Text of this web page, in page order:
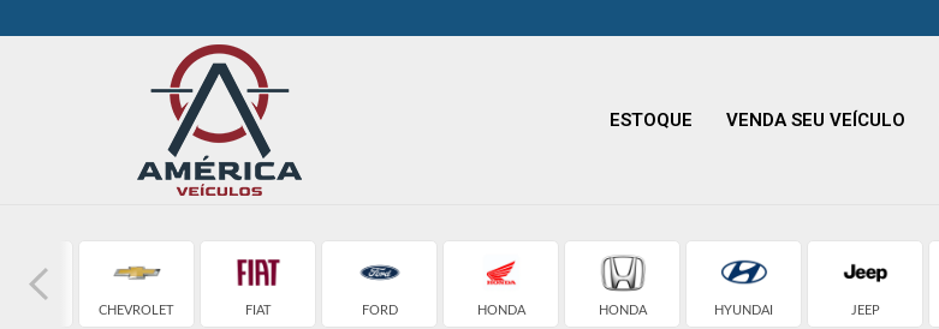
ESTOQUE VENDA SEU VEÍCULO
CHEVROLET FIAT FORD HONDA HONDA HYUNDAI JEEP